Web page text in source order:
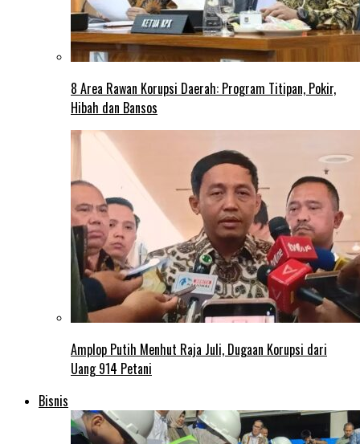
8 Area Rawan Korupsi Daerah: Program Titipan, Pokir,
Hibah dan Bansos
Amplop Putih Menhut Raja Juli, Dugaan Korupsi dari
Uang 914 Petani
Bisnis